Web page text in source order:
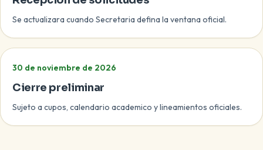
Se actualizara cuando Secretaria defina la ventana oficial.
30 de noviembre de 2026
Cierre preliminar
Sujeto a cupos, calendario academico y lineamientos oficiales.